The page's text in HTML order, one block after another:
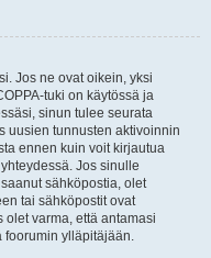
Jos ne ovat oikein, yksi
tuki on käytössä ja
sinun tulee seurata
uusien tunnusten aktivoinnin
ennen kuin voit kirjautua
Jos sinulle
sähköpostia, olet
tai sähköpostit ovat
varma, että antamasi
foorumin ylläpitäjään.